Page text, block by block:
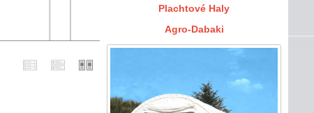
Plachtové Haly
Agro-Dabaki